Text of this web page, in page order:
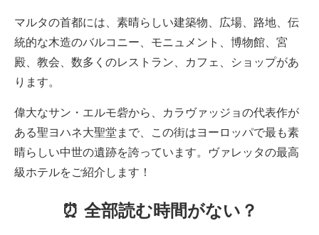
マルタの首都には、素晴らしい建築物、広場、路地、伝
統的な木造のバルコニー、モニュメント、博物館、宮
殿、教会、数多くのレストラン、カフェ、ショップがあ
ります。
偉大なサン・エルモ砦から、カラヴァッジョの代表作が
ある聖ヨハネ大聖堂まで、この街はヨーロッパで最も素
晴らしい中世の遺跡を誇っています。ヴァレッタの最高
級ホテルをご紹介します！
⏰ 全部読む時間がない？